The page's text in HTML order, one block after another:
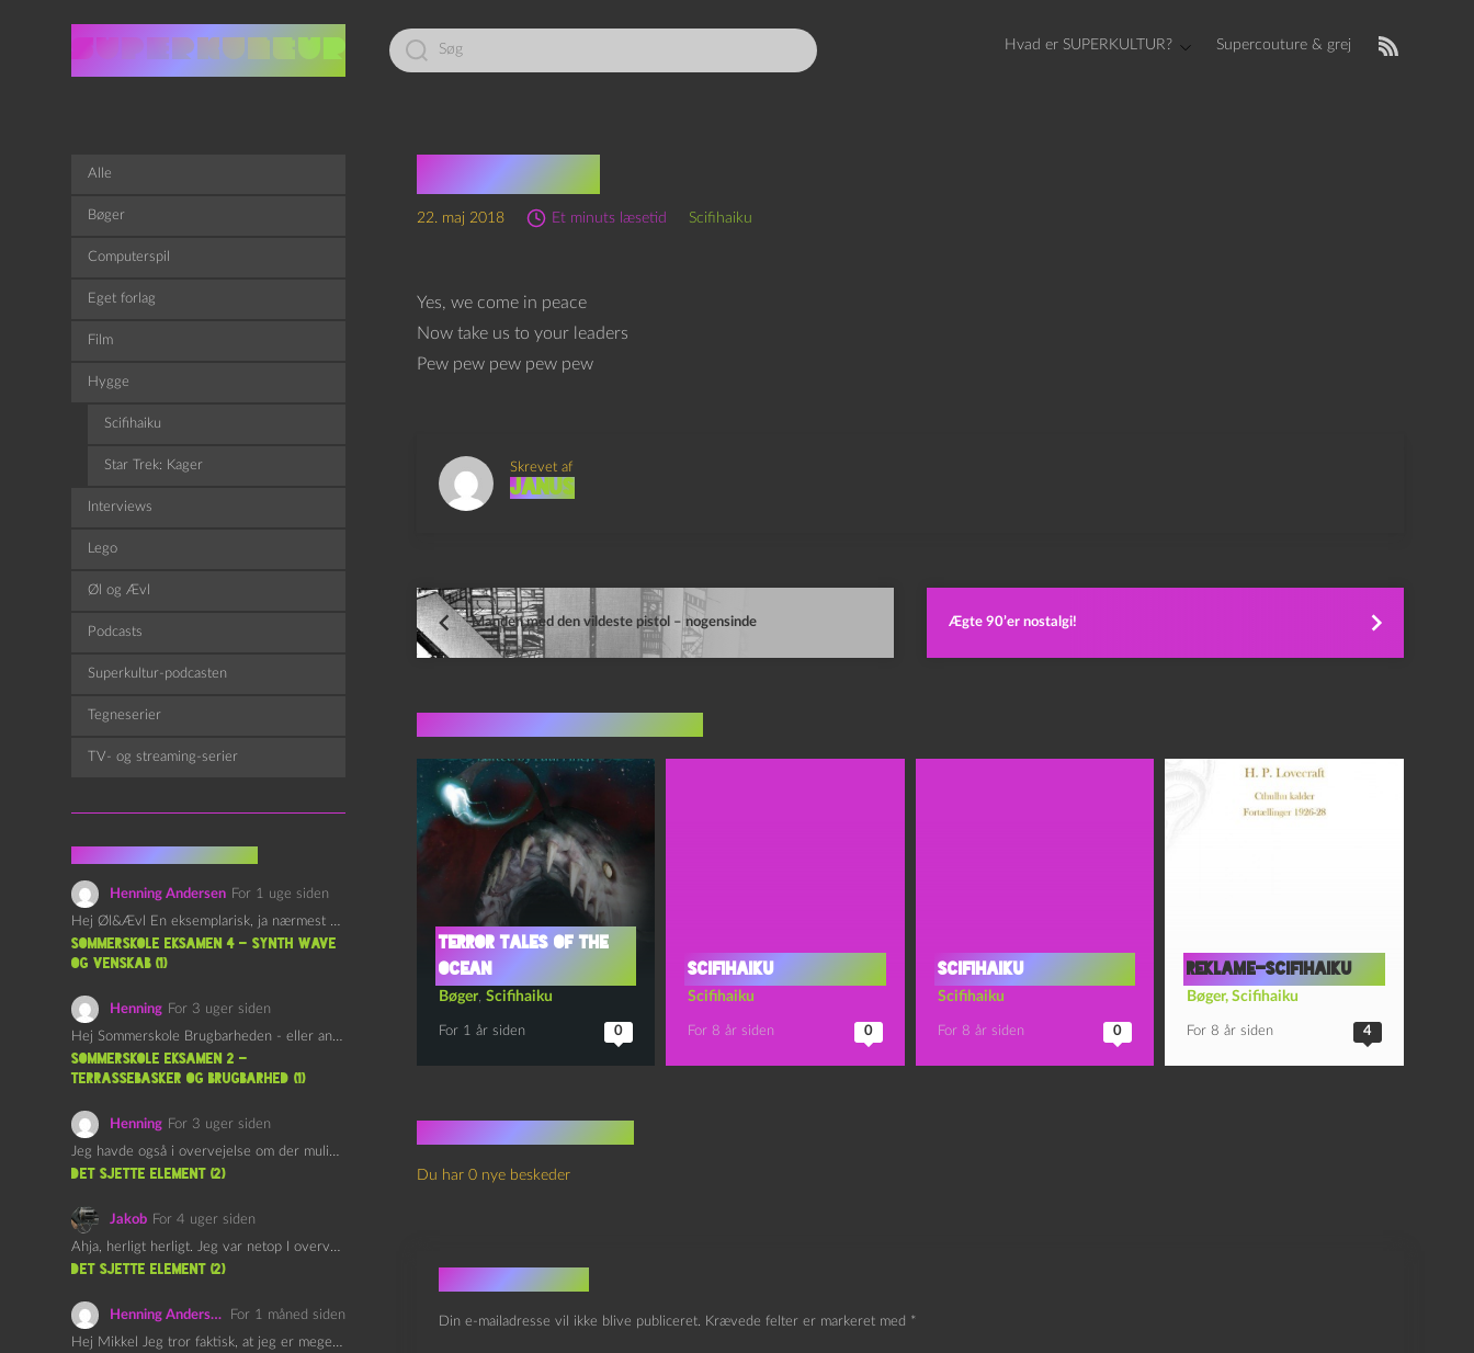
Led
efter:
Hvad er SUPERKULTUR? Supercouture & grej
Scifihaiku
22. maj 2018 Et minuts læsetid Scifihaiku
Yes, we come in peace
Now take us to your leaders
Pew pew pew pew pew
Skrevet af
Janus
Manden med den vildeste pistol – nogensinde Ægte 90’er nostalgi!
Terror Tales of the
Ocean
Bøger, Scifihaiku
For 1 år siden 0
Scifihaiku
Scifihaiku
For 8 år siden 0
Scifihaiku
Scifihaiku
For 8 år siden 0
Reklame-scifihaiku
Bøger, Scifihaiku
For 8 år siden 4
Du har 0 nye beskeder
Skriv et svar
Din e-mailadresse vil ikke blive publiceret. Krævede felter er markeret med *
Alle
Bøger
Computerspil
Eget forlag
Film
Hygge
Scifihaiku
Star Trek: Kager
Interviews
Lego
Øl og Ævl
Podcasts
Superkultur-podcasten
Tegneserier
TV- og streaming-serier
Henning Andersen For 1 uge siden
Hej Øl&Ævl En eksemplarisk, ja nærmest yndefuld, afslutning på SOMMERSKOLEN.…
Sommerskole Eksamen 4 – Synth Wave
og Venskab (1)
Henning For 3 uger siden
Hej Sommerskole Brugbarheden - eller anvendeligheden - af "Øl&Ævl" er…
Sommerskole Eksamen 2 –
Terrassebasker og Brugbarhed (1)
Henning For 3 uger siden
Jeg havde også i overvejelse om der muligvis kunne være…
det sjette element (2)
Jakob For 4 uger siden
Ahja, herligt herligt. Jeg var netop I overvejelser om at…
det sjette element (2)
Henning Andersen
For 1 måned siden
Hej Mikkel Jeg tror faktisk, at jeg er meget enig…